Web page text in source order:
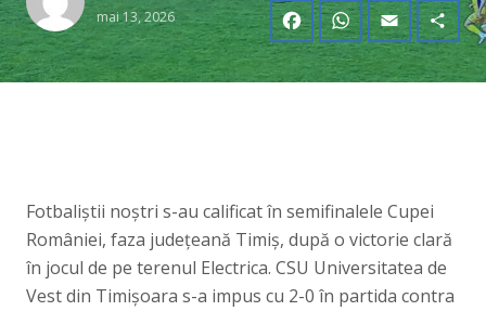
mai 13, 2026
Fotbaliștii noștri s-au calificat în semifinalele Cupei
României, faza județeană Timiș, după o victorie clară
în jocul de pe terenul Electrica. CSU Universitatea de
Vest din Timișoara s-a impus cu 2-0 în partida contra